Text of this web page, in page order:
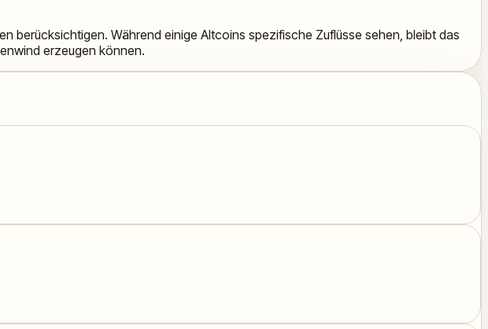
berücksichtigen. Während einige Altcoins spezifische Zuflüsse sehen, bleibt das
erzeugen können.